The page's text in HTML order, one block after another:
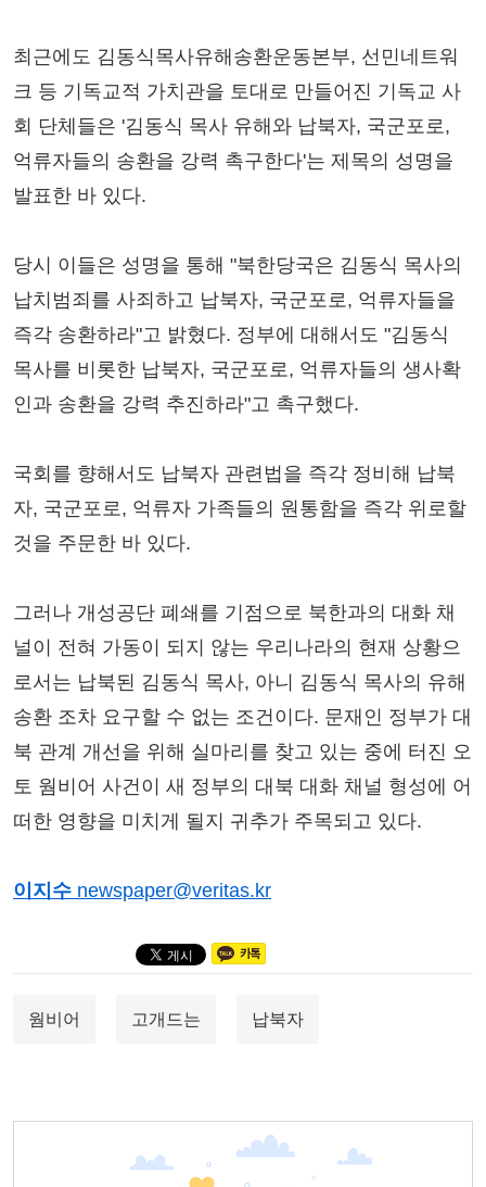
최근에도 김동식목사유해송환운동본부, 선민네트워
크 등 기독교적 가치관을 토대로 만들어진 기독교 사
회 단체들은 '김동식 목사 유해와 납북자, 국군포로,
억류자들의 송환을 강력 촉구한다'는 제목의 성명을
발표한 바 있다.
당시 이들은 성명을 통해 "북한당국은 김동식 목사의
납치범죄를 사죄하고 납북자, 국군포로, 억류자들을
즉각 송환하라"고 밝혔다. 정부에 대해서도 "김동식
목사를 비롯한 납북자, 국군포로, 억류자들의 생사확
인과 송환을 강력 추진하라"고 촉구했다.
국회를 향해서도 납북자 관련법을 즉각 정비해 납북
자, 국군포로, 억류자 가족들의 원통함을 즉각 위로할
것을 주문한 바 있다.
그러나 개성공단 폐쇄를 기점으로 북한과의 대화 채
널이 전혀 가동이 되지 않는 우리나라의 현재 상황으
로서는 납북된 김동식 목사, 아니 김동식 목사의 유해
송환 조차 요구할 수 없는 조건이다. 문재인 정부가 대
북 관계 개선을 위해 실마리를 찾고 있는 중에 터진 오
토 웜비어 사건이 새 정부의 대북 대화 채널 형성에 어
떠한 영향을 미치게 될지 귀추가 주목되고 있다.
이지수 newspaper@veritas.kr
웜비어 고개드는 납북자